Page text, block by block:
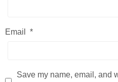
Email *
Save my name, email, and